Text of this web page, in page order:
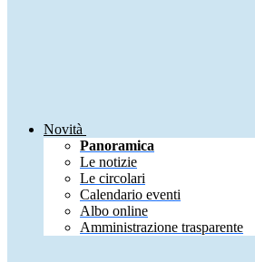
Novità
Panoramica
Le notizie
Le circolari
Calendario eventi
Albo online
Amministrazione trasparente